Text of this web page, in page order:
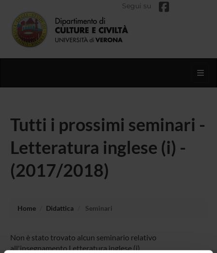
Segui su
Tutti i prossimi seminari -
Letteratura inglese (i) -
(2017/2018)
Home Didattica Seminari
Non è stato trovato alcun seminario relativo
all'insegnamento Letteratura inglese (i).